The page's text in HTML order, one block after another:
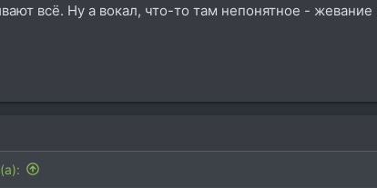
всё. Ну а вокал, что-то там непонятное - жевание